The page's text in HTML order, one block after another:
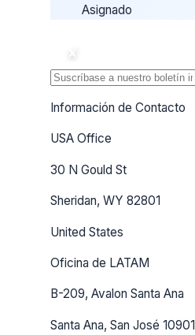
Asignado
Información de Contacto
USA Office
30 N Gould St
Sheridan, WY 82801
United States
Oficina de LATAM
B-209, Avalon Santa Ana
Santa Ana, San José 10901